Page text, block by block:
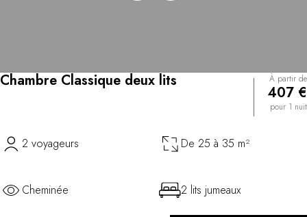
Chambre Classique deux lits À partir de
407 €
pour 1 nuit
2 voyageurs De 25 à 35 m²
Cheminée 2 lits jumeaux